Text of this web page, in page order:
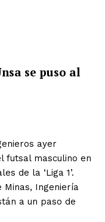
se puso al
ayer
futsal masculino en
de la ‘Liga 1’.
Minas, Ingeniería
a un paso de